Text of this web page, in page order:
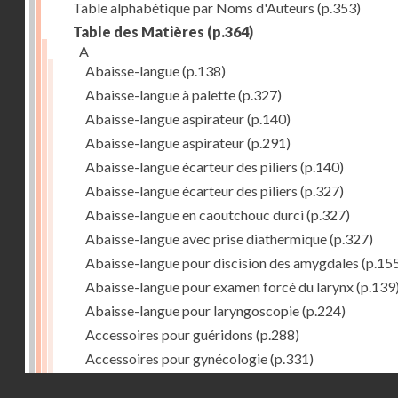
Table alphabétique par Noms d'Auteurs (p.353)
Table des Matières (p.364)
A
Abaisse-langue(p.138)
Abaisse-langue à palette(p.327)
Abaisse-langue aspirateur(p.140)
Abaisse-langue aspirateur(p.291)
Abaisse-langue écarteur des piliers (p.140)
Abaisse-langue écarteur des piliers (p.327)
Abaisse-langue en caoutchouc durci(p.327)
Abaisse-langue avec prise diathermique(p.327)
Abaisse-langue pour discision des amygdales
Abaisse-langue pour examen forcé du larynx
Abaisse-langue pour laryngoscopie(p.224)
Accessoires pour guéridons (p.288)
Accessoires pour gynécologie(p.331)